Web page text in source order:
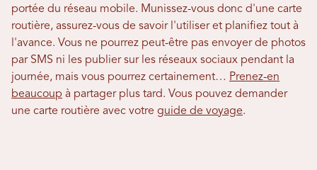
portée du réseau mobile. Munissez-vous donc d'une carte
routière, assurez-vous de savoir l'utiliser et planifiez tout à
l'avance. Vous ne pourrez peut-être pas envoyer de photos
par SMS ni les publier sur les réseaux sociaux pendant la
journée, mais vous pourrez certainement… Prenez-en
beaucoup à partager plus tard. Vous pouvez demander
une carte routière avec votre guide de voyage.